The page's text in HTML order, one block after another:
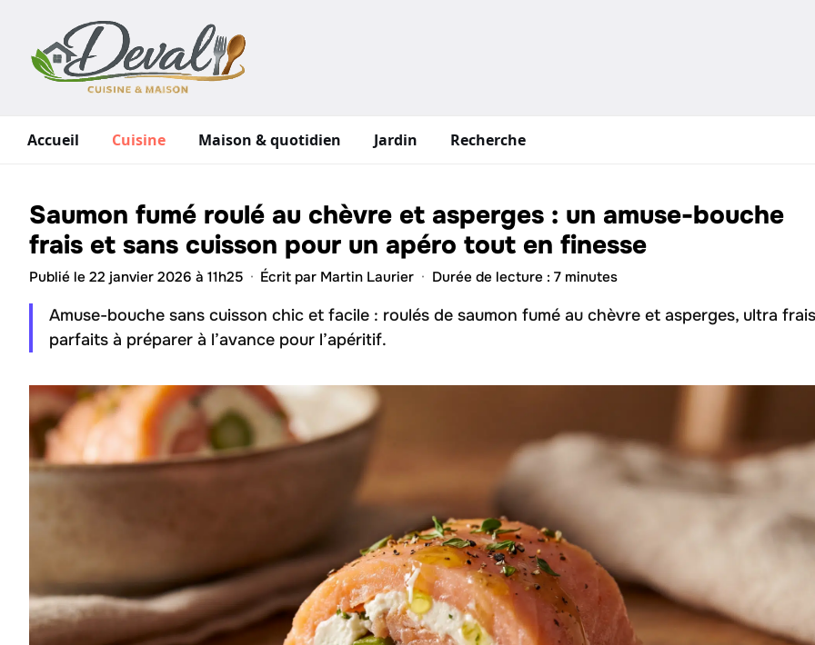
contenu
Accueil Cuisine Maison & quotidien Jardin Recherche
Saumon fumé roulé au chèvre et asperges : un amuse-bouche
frais et sans cuisson pour un apéro tout en finesse
Publié le 22 janvier 2026 à 11h25 · Écrit par Martin Laurier · Durée de lecture : 7 minutes
Amuse-bouche sans cuisson chic et facile : roulés de saumon fumé au chèvre et asperges, ultra
parfaits à préparer à l’avance pour l’apéritif.